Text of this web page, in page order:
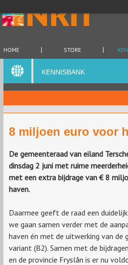
HOME STORE
KENNISBANK
8 miljoen euro voor
De gemeenteraad van eiland
dinsdag 2 juni met ruime
met een extra bijdrage van € 8
haven.
Daarmee geeft de raad een
we gaan samen verder met de
haven én met de uitwerking van de
variant (B2). Samen met de
en de provincie Fryslân is er nu